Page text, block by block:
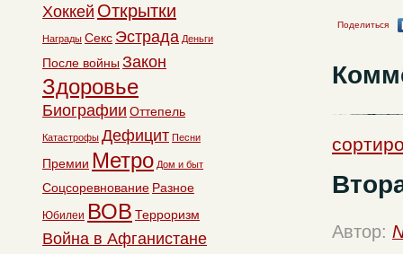
Поделиться
Автор:
Хоккей Открытки
Награды Секс Эстрада Деньги
После войны Закон
Здоровье
Биографии Оттепель
Катастрофы Дефицит Песни
Премии Метро Дом и быт
Соцсоревнование Разное
Юбилеи ВОВ Терроризм
Война в Афганистане